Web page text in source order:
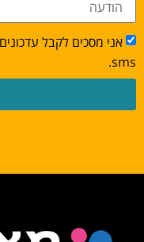
אני מסכים לקבל
sms.